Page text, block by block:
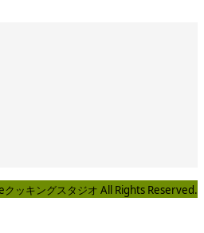
ッキングスタジオ All Rights Reserved.